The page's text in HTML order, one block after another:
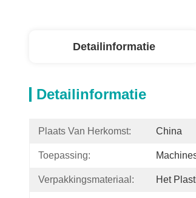
Detailinformatie
Detailinformatie
Plaats Van Herkomst: China
Toepassing:
Verpakkingsmateriaal: Het